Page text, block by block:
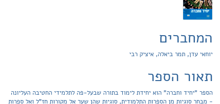
המחברים
יוחאי עדן, תמר ביאלה, איציק רבי
תאור הספר
הספר "יחיד וחברה" הוא יחידת לימוד בתורה שבעל-פה לתלמידי החטיבה העליונה
- מבחר סוגיות מן הספרות התלמודית, סוגיות שהן שער אל מקורות חז"ל ואל ספרות